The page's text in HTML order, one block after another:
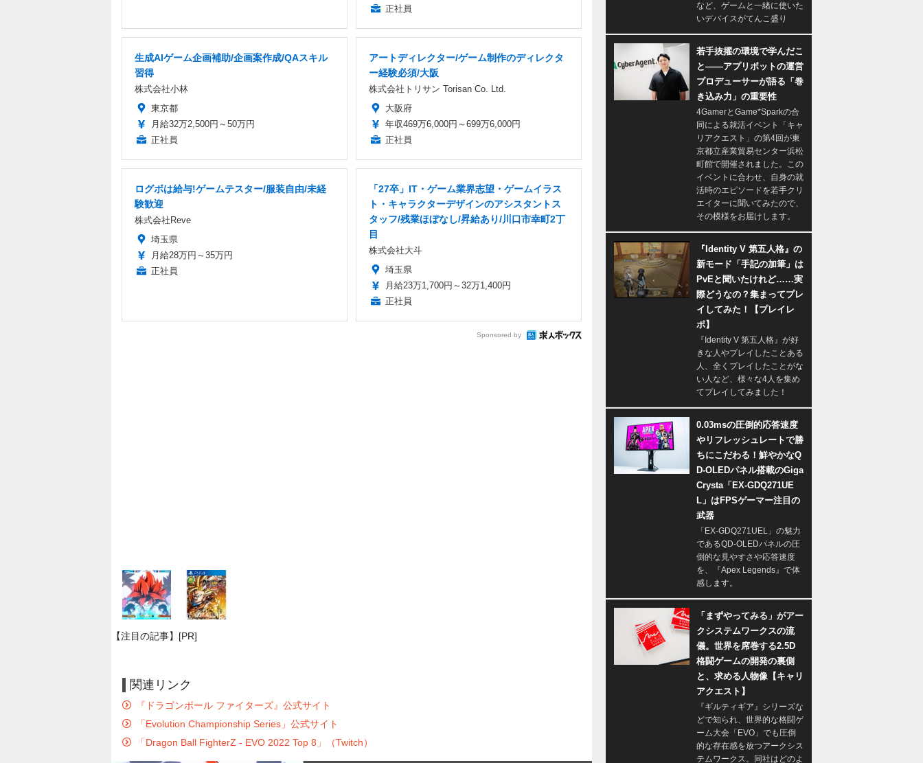
正社員
生成AIゲーム企画補助/企画案作成/QAスキル
習得
株式会社小林
東京都
月給32万2,500円～50万円
正社員
アートディレクター/ゲーム制作のディレクタ
ー経験必須/大阪
株式会社トリサン Torisan Co. Ltd.
大阪府
年収469万6,000円～699万6,000円
正社員
ログボは給与!ゲームテスター/服装自由/未経
験歓迎
株式会社Reve
埼玉県
月給28万円～35万円
正社員
「27卒」IT・ゲーム業界志望・ゲームイラス
ト・キャラクターデザインのアシスタントス
タッフ/残業ほぼなし/昇給あり/川口市幸町2丁
目
株式会社大斗
埼玉県
月給23万1,700円～32万1,400円
正社員
Sponsored by
【注目の記事】[PR]
関連リンク
『ドラゴンボール ファイターズ』公式サイト
「Evolution Championship Series」公式サイト
「Dragon Ball FighterZ - EVO 2022 Top 8」（Twitch）
など、ゲームと一緒に使いた
いデバイスがてんこ盛り
若手抜擢の環境で学んだこ
と――アプリボットの運営
プロデューサーが語る「巻
き込み力」の重要性
4GamerとGame*Sparkの合
同による就活イベント「キャ
リアクエスト」の第4回が東
京都立産業貿易センター浜松
町館で開催されました。この
イベントに合わせ、自身の就
活時のエピソードを若手クリ
エイターに聞いてみたので、
その模様をお届けします。
『Identity V 第五人格』の
新モード「手記の加筆」は
PvEと聞いたけれど……実
際どうなの？集まってプレ
イしてみた！【プレイレ
ポ】
『Identity V 第五人格』が好
きな人やプレイしたことある
人、全くプレイしたことがな
い人など、様々な4人を集め
てプレイしてみました！
0.03msの圧倒的応答速度
やリフレッシュレートで勝
ちにこだわる！鮮やかなQ
D-OLEDパネル搭載のGiga
Crysta「EX-GDQ271UE
L」はFPSゲーマー注目の
武器
「EX-GDQ271UEL」の魅力
であるQD-OLEDパネルの圧
倒的な見やすさや応答速度
を、『Apex Legends』で体
感します。
「まずやってみる」がアー
クシステムワークスの流
儀。世界を席巻する2.5D
格闘ゲームの開発の裏側
と、求める人物像【キャリ
アクエスト】
『ギルティギア』シリーズな
どで知られ、世界的な格闘ゲ
ーム大会「EVO」でも圧倒
的な存在感を放つアークシス
テムワークス。同社はどのよ